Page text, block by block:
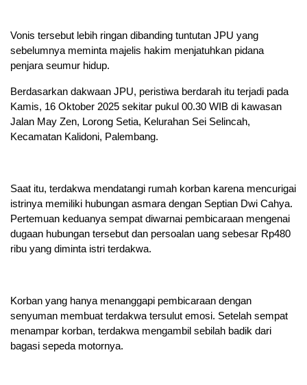
Vonis tersebut lebih ringan dibanding tuntutan JPU yang
sebelumnya meminta majelis hakim menjatuhkan pidana
penjara seumur hidup.
Berdasarkan dakwaan JPU, peristiwa berdarah itu terjadi pada
Kamis, 16 Oktober 2025 sekitar pukul 00.30 WIB di kawasan
Jalan May Zen, Lorong Setia, Kelurahan Sei Selincah,
Kecamatan Kalidoni, Palembang.
Saat itu, terdakwa mendatangi rumah korban karena mencurigai
istrinya memiliki hubungan asmara dengan Septian Dwi Cahya.
Pertemuan keduanya sempat diwarnai pembicaraan mengenai
dugaan hubungan tersebut dan persoalan uang sebesar Rp480
ribu yang diminta istri terdakwa.
Korban yang hanya menanggapi pembicaraan dengan
senyuman membuat terdakwa tersulut emosi. Setelah sempat
menampar korban, terdakwa mengambil sebilah badik dari
bagasi sepeda motornya.